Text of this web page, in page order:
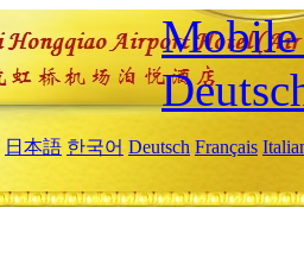
Mobile
日本語 한국어 Deutsch Français